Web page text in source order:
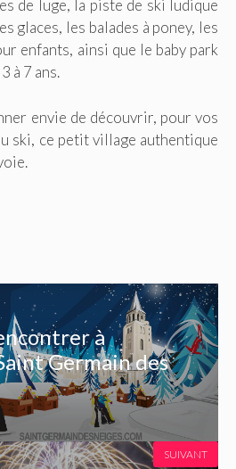
de luge, la piste de ski ludique
glaces, les balades à poney, les
enfants, ainsi que le baby park
à 7 ans.
envie de découvrir, pour vos
ski, ce petit village authentique
à
Germain des
SUIVANT